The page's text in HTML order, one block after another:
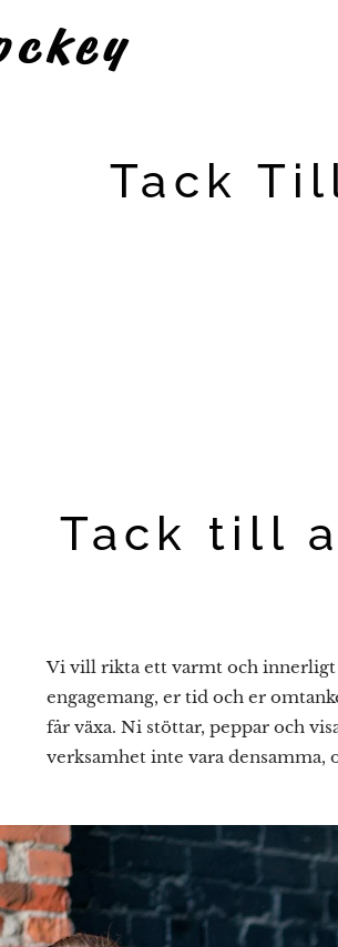
Tack
Tack till
Vi vill rikta ett varmt och innerligt
engagemang, er tid och er
får växa. Ni stöttar, peppar och
verksamhet inte vara